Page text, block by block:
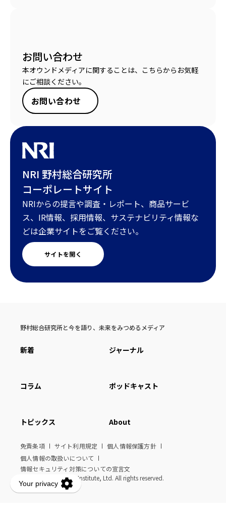
お問い合わせ
本オウンドメディアに関することは、こちらからお気軽
にご相談ください。
お問い合わせ
NRI 野村総合研究所
コーポレートサイト
NRIからの提言や調査・レポート、商品サービ
ス、IR情報、採用情報、サステナビリティ情報な
どは企業サイトをご覧ください。
サイトを開く
野村総合研究所と今を語り、未来をみつめるメディア
新着 ジャーナル
コラム ポッドキャスト
トピックス About
免責条項 サイト利用規定
個人情報保護方針
個人情報の取扱いについて
情報セキュリティ対策についての宣言文
© Nomura Research Institute, Ltd. All rights reserved.